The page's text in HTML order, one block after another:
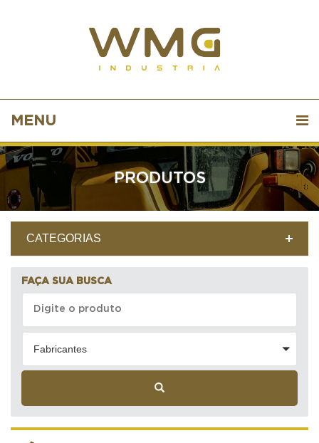
MENU
PRODUTOS
CATEGORIAS
FAÇA SUA BUSCA
Fabricantes